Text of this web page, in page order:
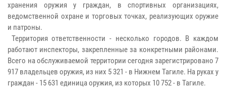
хранения оружия у граждан, в спортивных организациях,
ведомственной охране и торговых точках, реализующих оружие
и патроны.
Территория ответственности - несколько городов. В каждом
работают инспекторы, закрепленные за конкретными районами.
Всего на обслуживаемой территории сегодня зарегистрировано 7
917 владельцев оружия, из них 5 321 - в Нижнем Тагиле. На руках у
граждан - 15 631 единица оружия, из которых 10 752 - в Тагиле.